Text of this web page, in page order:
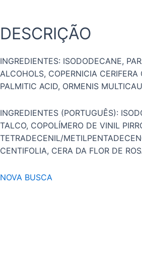
DESCRIÇÃO
INGREDIENTES: ISODODECANE,
ALCOHOLS, COPERNICIA
PALMITIC ACID, ORMENIS
INGREDIENTES (PORTUGUÊS):
TALCO, COPOLÍMERO DE VINIL
TETRADECENIL/
CENTIFOLIA, CERA DA FLOR DE
NOVA BUSCA